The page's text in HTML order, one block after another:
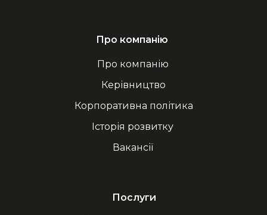
Про компанію
Корпоративна політика
Керівництво
Історія розвитку
Вакансії
Про компанію
Послуги